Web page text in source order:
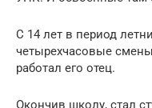
С 14 лет в период
четырехчасовые смены
работал его отец.
Окончив школу, стал